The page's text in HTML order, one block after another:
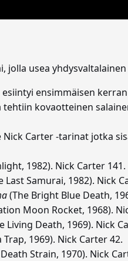
jolla usea
ensimmäisen
kovaotteinen
Carter -tarinat jotka
1982). Nick Carter 141.
Last Samurai, 1982). Nick
(The Bright Blue Death,
Moon Rocket, 1968).
Living Death, 1969). Nick
Trap, 1969). Nick Carter 42.
Strain, 1970). Nick